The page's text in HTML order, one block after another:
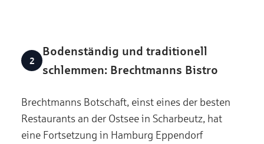
Bodenständig und traditionell
schlemmen: Brechtmanns Bistro
Brechtmanns Botschaft, einst eines der besten
Restaurants an der Ostsee in Scharbeutz, hat
eine Fortsetzung in Hamburg Eppendorf